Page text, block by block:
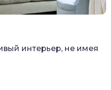
интерьер, не имея